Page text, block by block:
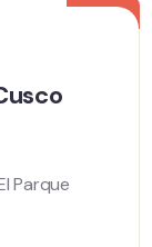
Parque